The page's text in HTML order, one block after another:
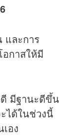
และการ
กาสให้มี
มีฐานะดีขึ้น
ได้ในช่วงนี้
อง